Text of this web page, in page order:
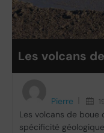
Les volcans
Pierre
Les volcans de boue
spécificité